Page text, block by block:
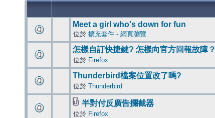
Meet a girl who's down for fun
位於 擴充套件 - 網頁瀏覽
怎樣自訂快捷鍵? 怎樣向官方回報故障？
位於 Firefox
Thunderbird檔案位置改了嗎?
位於 Thunderbird
半對付反廣告攔截器
位於 Firefox